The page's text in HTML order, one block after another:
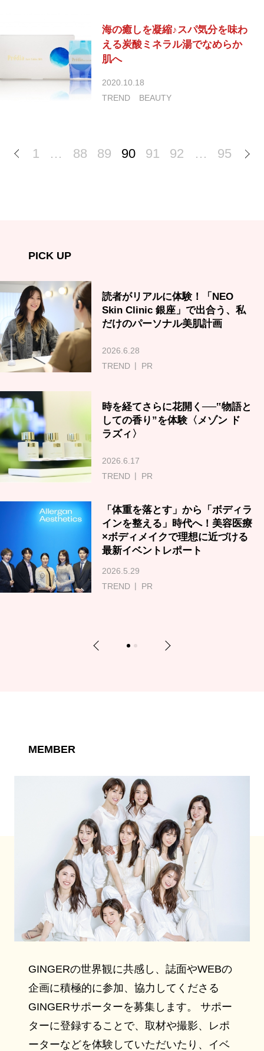
海の癒しを凝縮♪スパ気分を味わ
える炭酸ミネラル湯でなめらか
肌へ
2020.10.18
TREND
BEAUTY
1 … 88 89 90 91 92 … 95
PICK UP
読者がリアルに体験！「NEO
Skin Clinic 銀座」で出合う、私
だけのパーソナル美肌計画
2026.6.28
TREND
PR
時を経てさらに花開く──‟物語と
しての香り”を体験〈メゾン ド
ラズィ〉
2026.6.17
TREND
PR
「体重を落とす」から「ボディラ
インを整える」時代へ！美容医療
×ボディメイクで理想に近づける
最新イベントレポート
2026.5.29
TREND
PR
Previous 1 2 Next
MEMBER
GINGERの世界観に共感し、誌面やWEBの
企画に積極的に参加、協力してくださる
GINGERサポーターを募集します。 サポー
ターに登録することで、取材や撮影、レポ
ーターなどを体験していただいたり、イベ